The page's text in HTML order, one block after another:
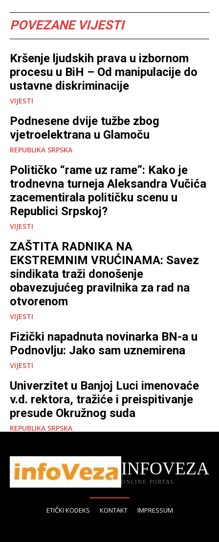
POVEZANE VIJESTI
Kršenje ljudskih prava u izbornom
procesu u BiH – Od manipulacije do
ustavne diskriminacije
VIJESTI
Podnesene dvije tužbe zbog
vjetroelektrana u Glamoču
REPUBLIKA SRPSKA
Političko “rame uz rame”: Kako je
trodnevna turneja Aleksandra Vučića
zacementirala političku scenu u
Republici Srpskoj?
VIJESTI
ZAŠTITA RADNIKA NA
EKSTREMNIM VRUĆINAMA: Savez
sindikata traži donošenje
obavezujućeg pravilnika za rad na
otvorenom
VIJESTI
Fizički napadnuta novinarka BN-a u
Podnovlju: Jako sam uznemirena
VIJESTI
Univerzitet u Banjoj Luci imenovaće
v.d. rektora, tražiće i preispitivanje
presude Okružnog suda
REPUBLIKA SRPSKA
INFOVEZA
ONLINE PORTAL
ETIČKI KODEKS KONTAKT IMPRESSUM